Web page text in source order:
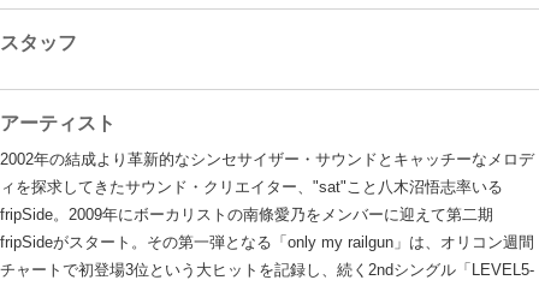
スタッフ
アーティスト
2002年の結成より革新的なシンセサイザー・サウンドとキャッチーなメロデ
ィを探求してきたサウンド・クリエイター、"sat"こと八木沼悟志率いる
fripSide。2009年にボーカリストの南條愛乃をメンバーに迎えて第二期
fripSideがスタート。その第一弾となる「only my railgun」は、オリコン週間
チャートで初登場3位という大ヒットを記録し、続く2ndシングル「LEVEL5-